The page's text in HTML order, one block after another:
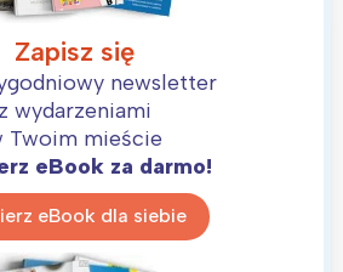
Zapisz się
newsletter
z wydarzeniami
Twoim mieście
eBook za darmo!
eBook dla siebie